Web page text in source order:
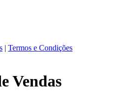
| Termos e Condições
Vendas